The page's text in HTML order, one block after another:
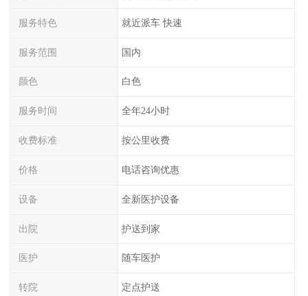
服务特色 就近派车 快速
服务范围 国内
颜色 白色
服务时间 全年24小时
收费标准 按公里收费
价格 电话咨询优惠
设备 全新医护设备
出院 护送到家
医护 随车医护
转院 定点护送